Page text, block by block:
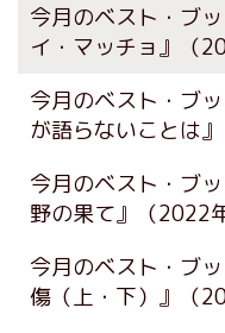
今月のベスト・ブ
イ・マッチョ』
（
今月のベスト・ブ
が語らないことは』
今月のベスト・ブ
野の果て』
（2022
今月のベスト・ブ
傷（上・下）』
（